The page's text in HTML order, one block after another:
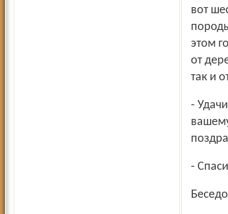
вот
этом
от
так и
- Удачи вам во всем. Интересного и веселого праздника
-